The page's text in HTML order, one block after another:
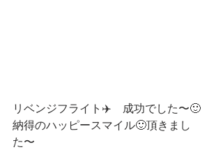
リベンジフライト✈️　成功でした〜🙂
納得のハッピースマイル🙂頂きまし
た〜